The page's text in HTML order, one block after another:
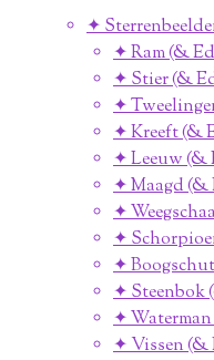
✦
✦ Ram (&
✦ Stier (&
✦
✦ Kreeft (&
✦ Leeuw (&
✦ Maagd (&
✦
✦
✦
✦ Steenbok
✦
✦ Vissen (&